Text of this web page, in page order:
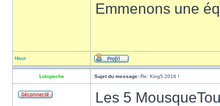
Emmenons une
Haut
Lolopeche Sujet du message: Re: King5 2016 !
Les 5